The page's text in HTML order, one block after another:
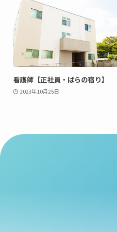
看護師【正社員・ばらの宿り】
2023年10月25日